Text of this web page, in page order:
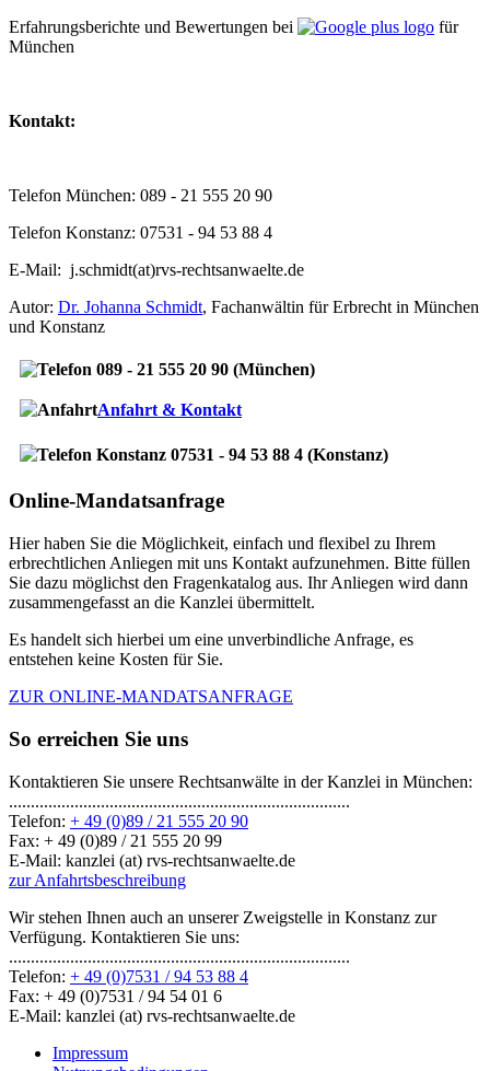
Erfahrungsberichte und Bewertungen bei
für
München
Kontakt:
Telefon München: 089 - 21 555 20 90
Telefon Konstanz: 07531 - 94 53 88 4
E-Mail: j.schmidt(at)rvs-rechtsanwaelte.de
Autor: Dr. Johanna Schmidt, Fachanwältin für Erbrecht in München
und Konstanz
089 - 21 555 20 90 (München)
Anfahrt & Kontakt
07531 - 94 53 88 4 (Konstanz)
Online-Mandatsanfrage
Hier haben Sie die Möglichkeit, einfach und flexibel zu Ihrem
erbrechtlichen Anliegen mit uns Kontakt aufzunehmen. Bitte füllen
Sie dazu möglichst den Fragenkatalog aus. Ihr Anliegen wird dann
zusammengefasst an die Kanzlei übermittelt.
Es handelt sich hierbei um eine unverbindliche Anfrage, es
entstehen keine Kosten für Sie.
ZUR ONLINE-MANDATSANFRAGE
So erreichen Sie uns
Kontaktieren Sie unsere Rechtsanwälte in der Kanzlei in München:
..............................................................................
Telefon: + 49 (0)89 / 21 555 20 90
Fax: + 49 (0)89 / 21 555 20 99
E-Mail: kanzlei (at) rvs-rechtsanwaelte.de
zur Anfahrtsbeschreibung
Wir stehen Ihnen auch an unserer Zweigstelle in Konstanz zur
Verfügung. Kontaktieren Sie uns:
..............................................................................
Telefon: + 49 (0)7531 / 94 53 88 4
Fax: + 49 (0)7531 / 94 54 01 6
E-Mail: kanzlei (at) rvs-rechtsanwaelte.de
Impressum